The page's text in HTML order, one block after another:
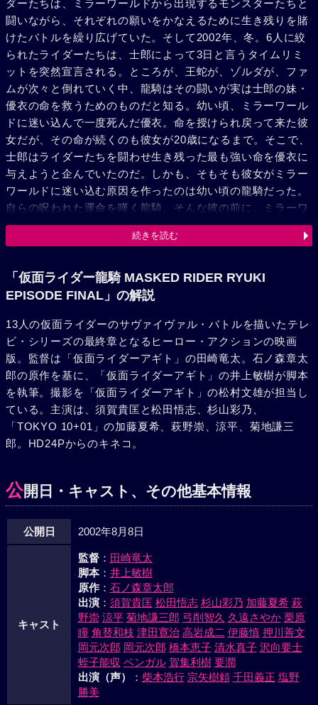
ダーたちは、ミラーワールドから出現するモンスターたちと
闘いながら、それぞれの願いをかなえるために生き残りを賭
けたバトルを繰り広げていた。そして2002年、冬。6人に絞
られたライダーたちは、士郎によって3日と言うタイムリミ
ットを突然宣言される。ところが、王蛇が、ゾルダが、ファ
ムが次々と倒れていく中、龍騎はその闘いが実は士郎の妹・
優衣の命を救うためのものだと知る。幼い頃、ミラーワール
ドに迷い込んで一度死んだ優衣。命を授けられ戻って来た彼
女だが、その命が続くのも彼女が20歳になるまで。そこで、
士郎はライダーたちを闘わせ生き残った最も強い命を優衣に
与えようと企んでいたのだ。しかも、そもそも彼女がミラー
ワールドに迷い込む原因を作ったのは幼い頃の龍騎だった。
自らの呪われた運命を嘆く龍騎。そんな彼の前に、ミラーワ
ールドから影の龍騎とも言える最後のライダー、リュウガが
出現。龍騎とナイトに闘いを挑んでくる。ところが同じ頃、
れる龍騎はリュウガを倒すと、ナイトとの闘いを一時休戦
し、ミラーワールドから溢れ出るモンスター退治に乗り出し
続きを読む
「仮面ライダー龍騎 MASKED RIDER RYUKI
EPISODE FINAL」の解説
13人の仮面ライダーのサヴァイヴァル・バトルを描いたテレ
ビ・シリーズの最終章となるヒーロー・アクションの映画
版。監督は「仮面ライダーアギト」の田崎竜太。石ノ森章太
郎の原作を基に、「仮面ライダーアギト」の井上敏樹が脚本
を執筆。撮影を「仮面ライダーアギト」の松村文雄が担当し
ている。主演は、須賀貴匡と松田悟志、杉山彩乃、
「TOKYO 10+01」の加藤夏希、萩野崇、涼平、菊地謙三
郎。HD24Pからのキネコ。
公開日・キャスト、その他基本情報
公開日 2002年8月8日
キャスト
監督： 田崎竜太
脚本： 井上敏樹
原作： 石ノ森章太郎
出演： 須賀貴匡 松田悟志 杉山彩乃 加藤夏希 萩
野崇 涼平 菊地謙三郎 弓削智久 久遠さやか 栗原
瞳 角替和枝 津田寛治 高岩成二 伊藤慎 押川善文
岡元次郎 岡元次郎 橋本恵子 清水真子 沢向要士
蛭子能収 ベンガル 賀集利樹 要潤
出演（声）
： 柴本浩行 宗矢樹頼 千田義正 塩野
勝美